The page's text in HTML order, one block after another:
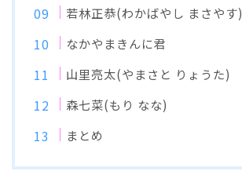
若林正恭(わかばやし まさやす)
なかやまきんに君
山里亮太(やまさと りょうた)
森七菜(もり なな)
まとめ